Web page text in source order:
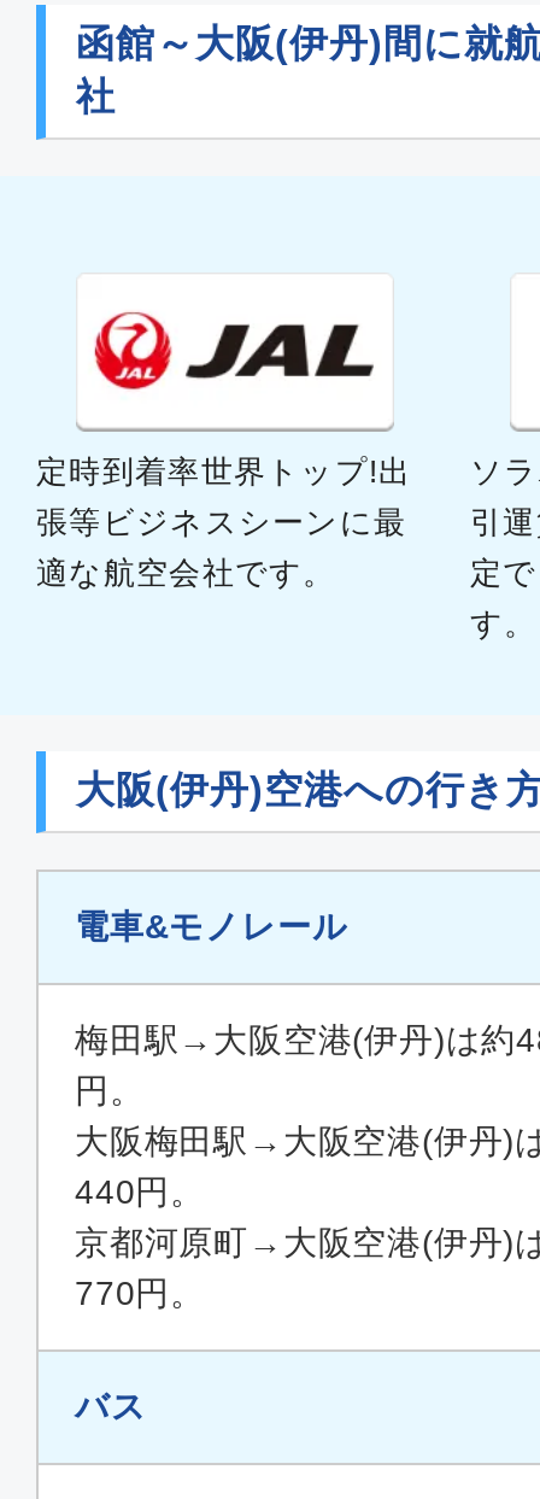
函館～大阪(伊丹)間に就
社
定時到着率世界トップ!出
張等ビジネスシーンに最
適な航空会社です。
ソ
引
定
す。
大阪(伊丹)空港への行き
電車&モノレール
梅田駅→大阪空港(伊丹)は約
円。
大阪梅田駅→大阪空港(伊丹)
440円。
京都河原町→大阪空港(伊丹)
770円。
バス